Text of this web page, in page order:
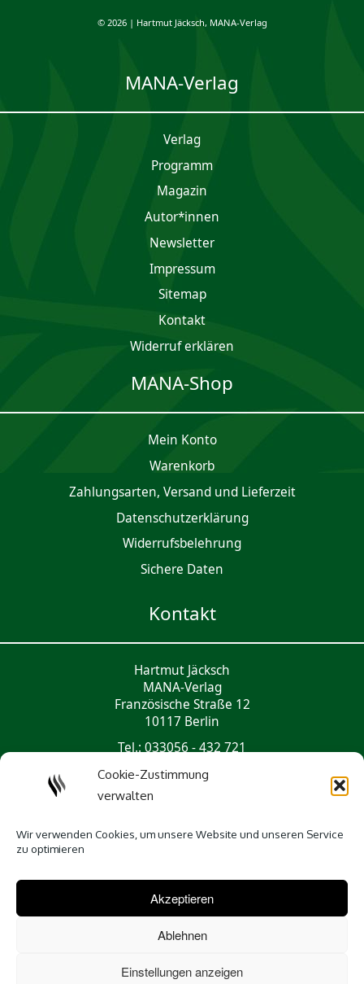
Cookie-Zustimmung
verwalten
Wir verwenden Cookies, um unsere Website und unseren Service
zu optimieren
Akzeptieren
Ablehnen
Einstellungen anzeigen
© 2026 | Hartmut Jäcksch, MANA-Verlag
MANA-Verlag
Verlag
Programm
Magazin
Autor*innen
Newsletter
Impres­sum
Sitemap
Kontakt
Widerruf erklären
MANA-Shop
Mein Konto
Waren­korb
Zahlungsarten, Versand und Lieferzeit
Daten­schutz­er­klärung
Widerrufsbelehrung
Sichere Daten
Kontakt
Hartmut Jäcksch
MANA-Verlag
Französische Straße 12
10117 Berlin
Tel.: 033056 - 432 721
Social Media